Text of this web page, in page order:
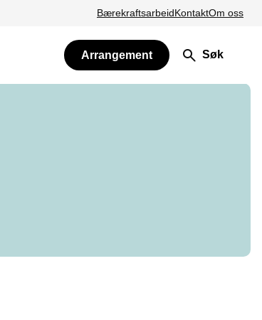
BærekraftsarbeidKontaktOm oss
Arrangement Søk